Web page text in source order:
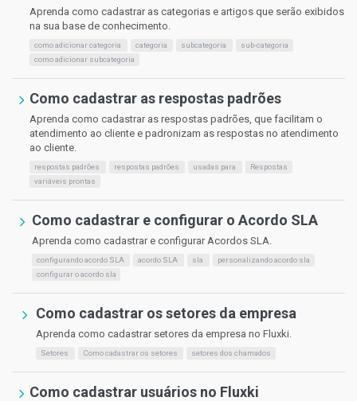
Aprenda como cadastrar as categorias e artigos que serão exibidos
na sua base de conhecimento.
como adicionar categoria categoria subcategoria
sub-categoria
como adicionar subcategoria
Como cadastrar as respostas padrões
Aprenda como cadastrar as respostas padrões, que facilitam o
atendimento ao cliente e padronizam as respostas no atendimento
ao cliente.
respostas padrões respostas padrões usadas para
Respostas
variáveis prontas
Como cadastrar e configurar o Acordo SLA
Aprenda como cadastrar e configurar Acordos SLA.
configurando acordo SLA acordo SLA sla
personalizando acordo sla
configurar o acordo sla
Como cadastrar os setores da empresa
Aprenda como cadastrar setores da empresa no Fluxki.
Setores Como cadastrar os setores setores dos chamados
Como cadastrar usuários no Fluxki